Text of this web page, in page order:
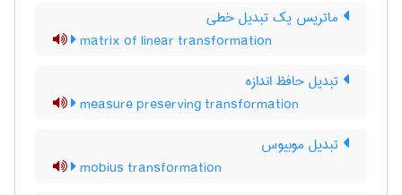
ماتریس یک تبدیل خطی
matrix of linear transformation
تبدیل حافظ اندازه
measure preserving transformation
تبدیل موبیوس
mobius transformation